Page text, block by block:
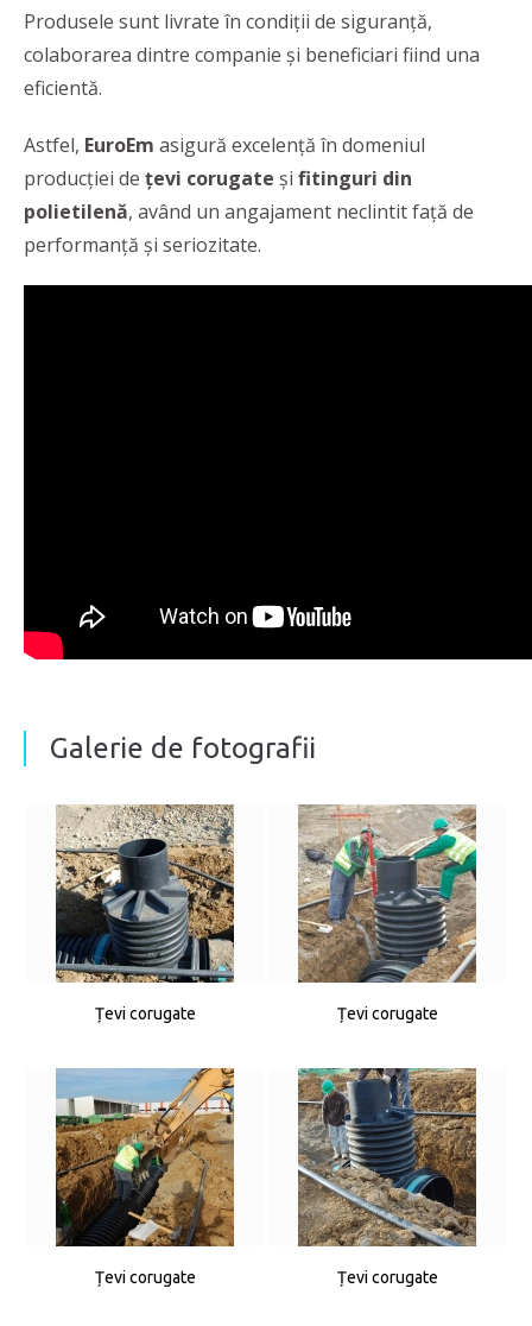
Produsele sunt livrate în condiții de siguranță,
colaborarea dintre companie şi beneficiari fiind una
eficientă.
Astfel, EuroEm asigură excelenţă în domeniul
producţiei de țevi corugate și fitinguri din
polietilenă, având un angajament neclintit faţă de
performanţă şi seriozitate.
Galerie de fotografii
Țevi corugate Țevi corugate
Țevi corugate Țevi corugate